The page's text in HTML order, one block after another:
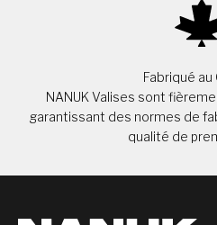
Fabriqué au
NANUK Valises sont
garantissant des normes de
qualité de